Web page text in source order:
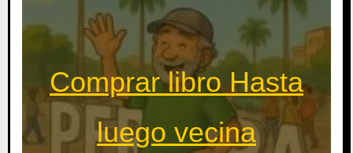
Comprar libro Hasta
luego vecina